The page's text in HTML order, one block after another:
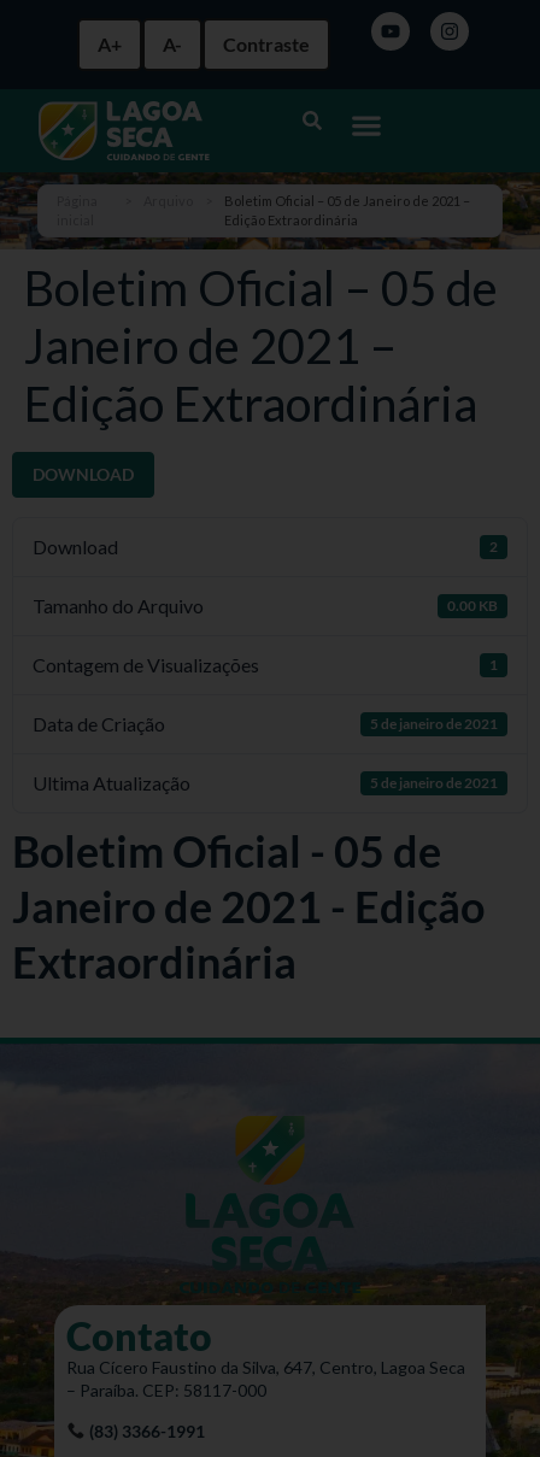
A+ A- Contraste
Boletim Oficial – 05 de Janeiro de 2021 –
Edição Extraordinária
Boletim Oficial – 05 de
Janeiro de 2021 –
Edição Extraordinária
DOWNLOAD
Download 2
Tamanho do Arquivo 0.00 KB
Contagem de Visualizações 1
Data de Criação 5 de janeiro de 2021
Ultima Atualização 5 de janeiro de 2021
Boletim Oficial - 05 de
Janeiro de 2021 - Edição
Extraordinária
Contato
Rua Cícero Faustino da Silva, 647, Centro, Lagoa Seca
– Paraíba. CEP: 58117-000
(83) 3366-1991